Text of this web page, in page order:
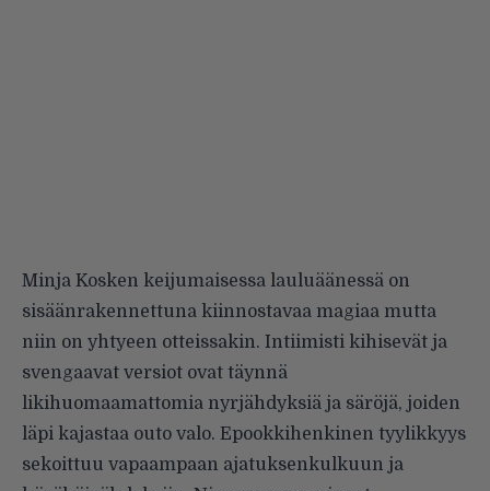
Minja Kosken keijumaisessa lauluäänessä on
sisäänrakennettuna kiinnostavaa magiaa mutta
niin on yhtyeen otteissakin. Intiimisti kihisevät ja
svengaavat versiot ovat täynnä
likihuomaamattomia nyrjähdyksiä ja säröjä, joiden
läpi kajastaa outo valo. Epookkihenkinen tyylikkyys
sekoittuu vapaampaan ajatuksenkulkuun ja